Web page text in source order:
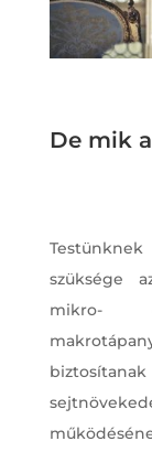
De mik
szüksége
mikro-